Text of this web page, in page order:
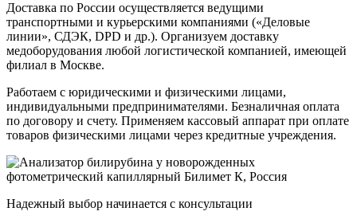
Доставка по России осуществляется ведущими
транспортными и курьерскими компаниями («Деловые
линии», СДЭК, DPD и др.). Организуем доставку
медоборудования любой логистической компанией, имеющей
филиал в Москве.
Работаем с юридическими и физическими лицами,
индивидуальными предпринимателями. Безналичная оплата
по договору и счету. Применяем кассовый аппарат при оплате
товаров физическими лицами через кредитные учреждения.
Надежный выбор начинается с консультации